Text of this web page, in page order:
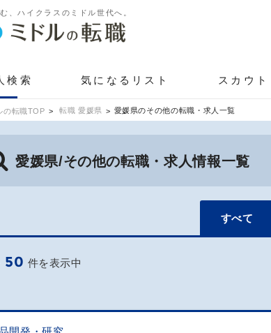
、ハイクラスのミドル世代へ。
検索 気になるリスト スカウト
の転職TOP 転職 愛媛県 愛媛県のその他の転職・求人一覧
愛媛県/その他の転職・求人情報一覧
すべて
50 件を表示中